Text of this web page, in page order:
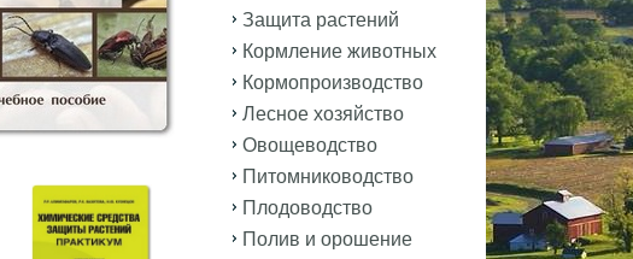
Защита растений
Кормление животных
Кормопроизводство
Лесное хозяйство
Овощеводство
Питомниководство
Плодоводство
Полив и орошение